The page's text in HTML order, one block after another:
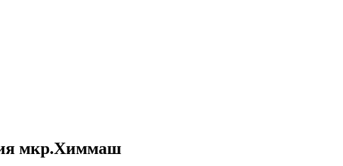
мкр.Химмаш